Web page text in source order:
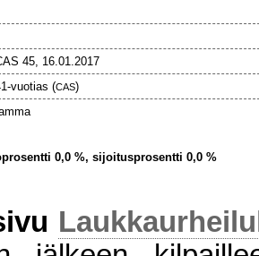
45, 16.01.2017
vuotias (CAS)
0,0 %, sijoitusprosentti 0,0 %